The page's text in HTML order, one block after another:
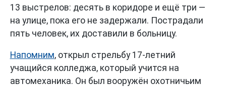
13 выстрелов: десять в коридоре и ещё три —
на улице, пока его не задержали. Пострадали
пять человек, их доставили в больницу.
Напомним, открыл стрельбу 17-летний
учащийся колледжа, который учится на
автомеханика. Он был вооружён охотничьим